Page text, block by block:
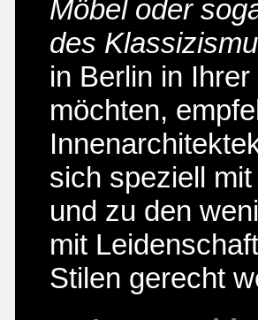
Möbel oder
des
in Berlin in
möchten,
sich speziell
und zu den
mit
Stilen gerecht